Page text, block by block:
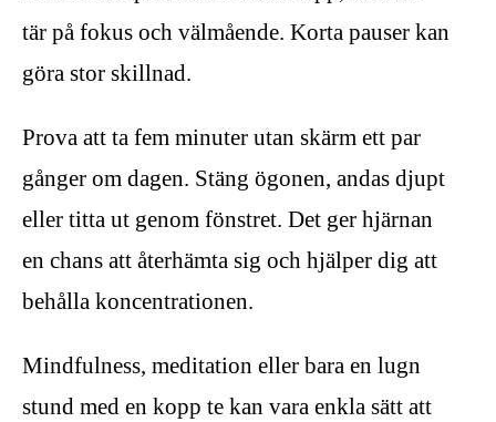
tär på fokus och välmående. Korta pauser kan
göra stor skillnad.
Prova att ta fem minuter utan skärm ett par
gånger om dagen. Stäng ögonen, andas djupt
eller titta ut genom fönstret. Det ger hjärnan
en chans att återhämta sig och hjälper dig att
behålla koncentrationen.
Mindfulness, meditation eller bara en lugn
stund med en kopp te kan vara enkla sätt att